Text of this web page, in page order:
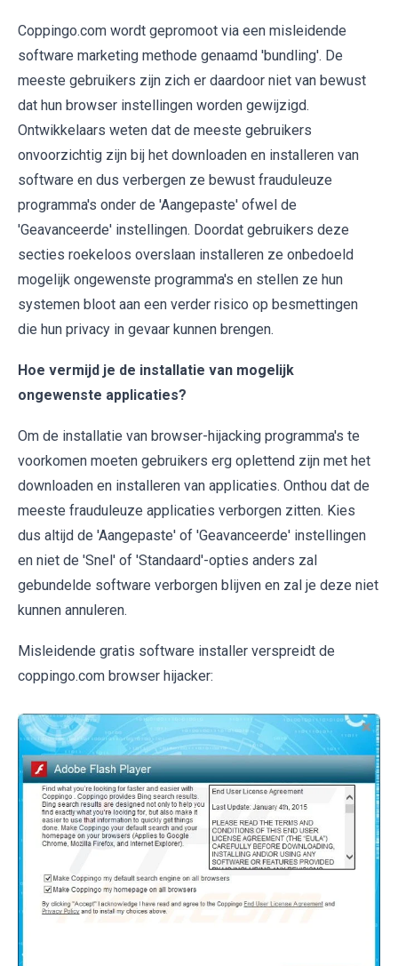
Coppingo.com wordt gepromoot via een misleidende
software marketing methode genaamd 'bundling'. De
meeste gebruikers zijn zich er daardoor niet van bewust
dat hun browser instellingen worden gewijzigd.
Ontwikkelaars weten dat de meeste gebruikers
onvoorzichtig zijn bij het downloaden en installeren van
software en dus verbergen ze bewust frauduleuze
programma's onder de 'Aangepaste' ofwel de
'Geavanceerde' instellingen. Doordat gebruikers deze
secties roekeloos overslaan installeren ze onbedoeld
mogelijk ongewenste programma's en stellen ze hun
systemen bloot aan een verder risico op besmettingen
die hun privacy in gevaar kunnen brengen.
Hoe vermijd je de installatie van mogelijk
ongewenste applicaties?
Om de installatie van browser-hijacking programma's te
voorkomen moeten gebruikers erg oplettend zijn met het
downloaden en installeren van applicaties. Onthou dat de
meeste frauduleuze applicaties verborgen zitten. Kies
dus altijd de 'Aangepaste' of 'Geavanceerde' instellingen
en niet de 'Snel' of 'Standaard'-opties anders zal
gebundelde software verborgen blijven en zal je deze niet
kunnen annuleren.
Misleidende gratis software installer verspreidt de
coppingo.com browser hijacker: